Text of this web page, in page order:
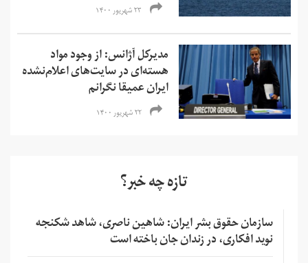
۲۳ شهریور ۱۴۰۰
مدیرکل آژانس: از وجود مواد
هسته‌ای در سایت‌های اعلام‌نشده
ایران عمیقا نگرانم
۲۲ شهریور ۱۴۰۰
تازه چه خبر؟
سازمان حقوق بشر ایران: شاهین ناصری، شاهد شکنجه
نوید افکاری، در زندان جان باخته است